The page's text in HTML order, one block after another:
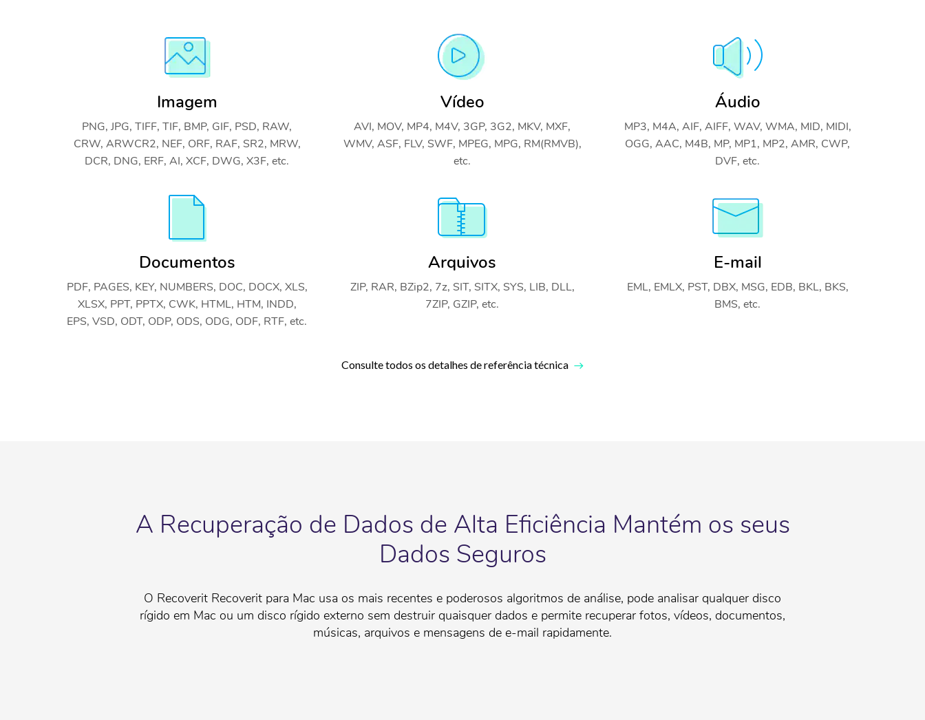
Imagem
PNG, JPG, TIFF, TIF, BMP, GIF, PSD, RAW,
CRW, ARWCR2, NEF, ORF, RAF, SR2, MRW,
DCR, DNG, ERF, AI, XCF, DWG, X3F, etc.
Vídeo
AVI, MOV, MP4, M4V, 3GP, 3G2, MKV, MXF,
WMV, ASF, FLV, SWF, MPEG, MPG, RM(RMVB),
etc.
Áudio
MP3, M4A, AIF, AIFF, WAV, WMA, MID, MIDI,
OGG, AAC, M4B, MP, MP1, MP2, AMR, CWP,
DVF, etc.
Documentos
PDF, PAGES, KEY, NUMBERS, DOC, DOCX, XLS,
XLSX, PPT, PPTX, CWK, HTML, HTM, INDD,
EPS, VSD, ODT, ODP, ODS, ODG, ODF, RTF, etc.
Arquivos
ZIP, RAR, BZip2, 7z, SIT, SITX, SYS, LIB, DLL,
7ZIP, GZIP, etc.
E-mail
EML, EMLX, PST, DBX, MSG, EDB, BKL, BKS,
BMS, etc.
Consulte todos os detalhes de referência técnica
A Recuperação de Dados de Alta Eficiência Mantém os seus
Dados Seguros
O Recoverit Recoverit para Mac usa os mais recentes e poderosos algoritmos de análise, pode analisar qualquer disco
rígido em Mac ou um disco rígido externo sem destruir quaisquer dados e permite recuperar fotos, vídeos, documentos,
músicas, arquivos e mensagens de e-mail rapidamente.